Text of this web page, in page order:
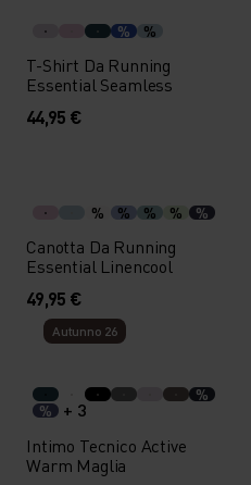
% %
T-Shirt Da Running
Essential Seamless
44,95 €
% % % % %
Canotta Da Running
Essential Linencool
49,95 €
Autunno 26
%
%
+ 3
Intimo Tecnico Active
Warm Maglia